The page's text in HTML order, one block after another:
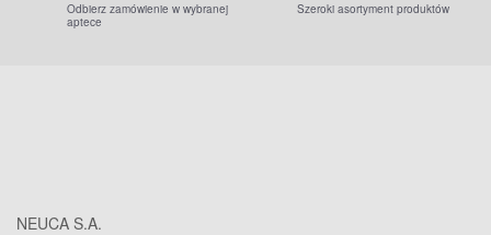
Odbierz zamówienie w wybranej
aptece
Szeroki asortyment produktów
NEUCA S.A.